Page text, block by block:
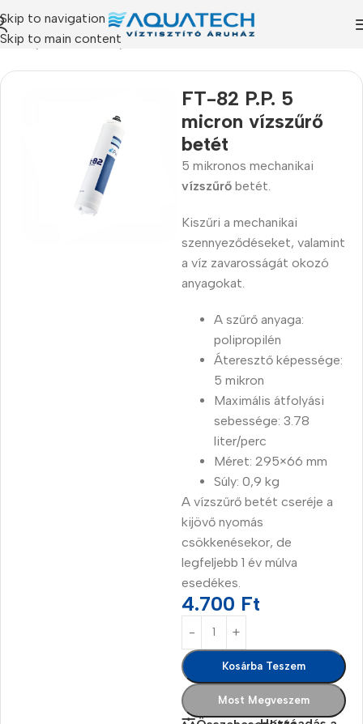
Skip to navigation
Skip to main content
/ Szűrőbetétek/
FT-82 P.P. 5
micron vízszűrő
betét
5 mikronos mechanikai
vízszűrő betét.
Kiszűri a mechanikai
szennyeződéseket, valamint
a víz zavarosságát okozó
anyagokat.
A szűrő anyaga:
polipropilén
Áteresztő képessége:
5 mikron
Maximális átfolyási
sebessége: 3.78
liter/perc
Méret: 295×66 mm
Súly: 0,9 kg
A vízszűrő betét cseréje a
kijövő nyomás
csökkenésekor, de
legfeljebb 1 év múlva
esedékes.
4.700 Ft
Kosárba Teszem
Most Megveszem